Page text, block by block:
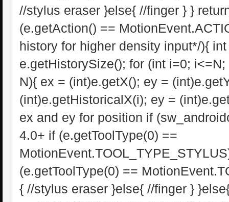
//stylus eraser }else{ //finger } }
(e.getAction() ==
history for higher density input*/){
e.getHistorySize(); for (int i=0;
N){ ex = (int)e.getX(); ey =
(int)e.getHistoricalX(i); ey =
ex and ey for position if
4.0+ if (e.getToolType(0) ==
(e.getToolType(0) ==
{ //stylus eraser }else{ //finger }